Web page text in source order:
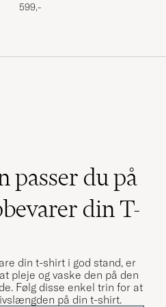
599,-
passer du på
din T-
din t-shirt i god stand, er
pleje og vaske den på den
Følg disse enkel trin for at
på din t-shirt.